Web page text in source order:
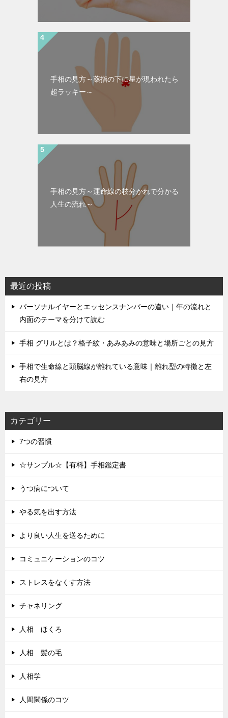
手相の見方～薬指の下に星が現われたら
超ラッキー～
手相の見方～運命線の枝分かれで分かる
人生の流れ～
最近の投稿
パーソナルイヤーとエッセンスナンバーの違い｜年の流れと
内面のテーマを分けて読む
手相 グリルとは？格子紋・あみあみの意味と場所ごとの見方
手相で生命線と頭脳線が離れている意味｜離れ型の特徴と左
右の見方
カテゴリー
7つの習慣
☆サンプル☆【有料】手相鑑定書
うつ病について
やる気を出す方法
より良い人生を送るために
コミュニケーションのコツ
ストレスをなくす方法
チャネリング
人相 ほくろ
人相 髪の毛
人相学
人間関係のコツ